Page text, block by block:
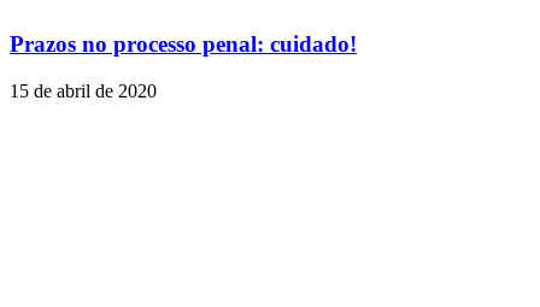
Prazos no processo penal: cuidado!
15 de abril de 2020